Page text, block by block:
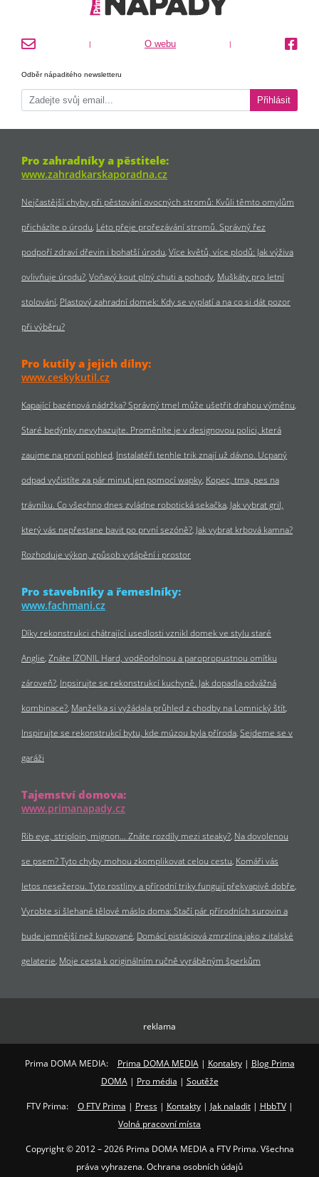
| O webu |
Odběr nápaditého newsletteru
Přihlásit
Pro zahradníky a pěstitele:
www.zahradkarskaporadna.cz
Nejčastější chyby při pěstování ovocných stromů: Kvůli těmto omylům
přicházíte o úrodu Léto přeje prořezávání stromů. Správný řez
podpoří zdraví dřevin i bohatší úrodu Více květů, více plodů: Jak výživa
ovlivňuje úrodu? Voňavý kout plný chuti a pohody Muškáty pro letní
stolování Plastový zahradní domek: Kdy se vyplatí a na co si dát pozor
při výběru?
Pro kutily a jejich dílny:
www.ceskykutil.cz
Kapající bazénová nádržka? Správný tmel může ušetřit drahou výměnu
Staré bedýnky nevyhazujte. Proměníte je v designovou polici, která
zaujme na první pohled Instalatéři tenhle trik znají už dávno. Ucpaný
odpad vyčistíte za pár minut jen pomocí wapky Kopec, tma, pes na
trávníku. Co všechno dnes zvládne robotická sekačka Jak vybrat gril,
který vás nepřestane bavit po první sezóně? Jak vybrat krbová kamna?
Rozhoduje výkon, způsob vytápění i prostor
Pro stavebníky a řemeslníky:
www.fachmani.cz
Díky rekonstrukci chátrající usedlosti vznikl domek ve stylu staré
Anglie Znáte IZONIL Hard, voděodolnou a paropropustnou omítku
zároveň? Inpsirujte se rekonstrukcí kuchyně. Jak dopadla odvážná
kombinace? Manželka si vyžádala průhled z chodby na Lomnický štít
Inspirujte se rekonstrukcí bytu, kde múzou byla příroda Sejdeme se v
garáži
Tajemství domova:
www.primanapady.cz
Rib eye, striploin, mignon… Znáte rozdíly mezi steaky? Na dovolenou
se psem? Tyto chyby mohou zkomplikovat celou cestu Komáři vás
letos nesežerou. Tyto rostliny a přírodní triky fungují překvapivě dobře
Vyrobte si šlehané tělové máslo doma: Stačí pár přírodních surovin a
bude jemnější než kupované Domácí pistáciová zmrzlina jako z italské
gelaterie Moje cesta k originálním ručně vyráběným šperkům
reklama
Prima DOMA MEDIA: Prima DOMA MEDIA| Kontakty| Blog Prima
DOMA| Pro média | Soutěže
FTV Prima: O FTV Prima | Press| Kontakty| Jak naladit| HbbTV|
Volná pracovní místa
Copyright © 2012 – 2026 Prima DOMA MEDIA a FTV Prima. Všechna
práva vyhrazena. Ochrana osobních údajů